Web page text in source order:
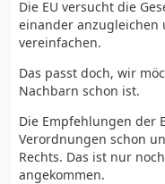
Die EU versucht die
einander anzugleichen
vereinfachen.
Das passt doch, wir
Nachbarn schon ist.
Die Empfehlungen der
Verordnungen schon
Rechts. Das ist nur
angekommen.